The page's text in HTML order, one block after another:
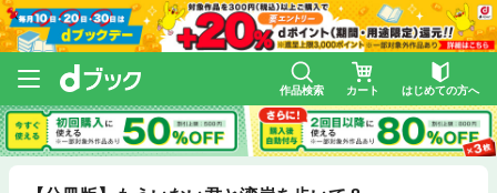
作品検索 カート はじめての方へ